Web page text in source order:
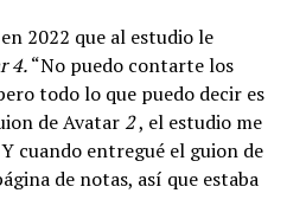
2022 que al estudio le
4.“No puedo contarte los
todo lo que puedo decir es
de Avatar 2, el estudio me
cuando entregué el guion de
de notas, así que estaba